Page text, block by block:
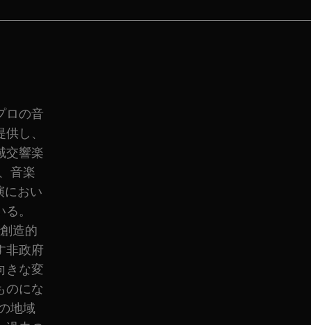
ロの音
し、
交響楽
音楽
におい
。
造的
非政府
きな変
のにな
地域